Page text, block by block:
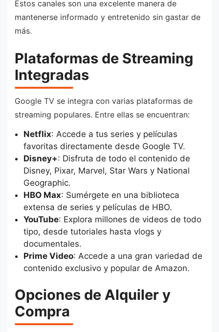
Estos canales son una excelente manera de
mantenerse informado y entretenido sin gastar de
más.
Plataformas de Streaming
Integradas
Google TV se integra con varias plataformas de
streaming populares. Entre ellas se encuentran:
Netflix: Accede a tus series y películas
favoritas directamente desde Google TV.
Disney+: Disfruta de todo el contenido de
Disney, Pixar, Marvel, Star Wars y National
Geographic.
HBO Max: Sumérgete en una biblioteca
extensa de series y películas de HBO.
YouTube: Explora millones de videos de todo
tipo, desde tutoriales hasta vlogs y
documentales.
Prime Video: Accede a una gran variedad de
contenido exclusivo y popular de Amazon.
Opciones de Alquiler y
Compra